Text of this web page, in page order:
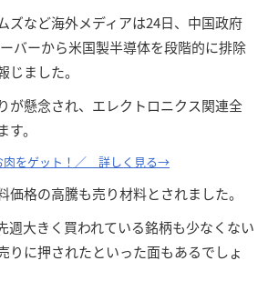
ズなど海外メディアは24日、中国政府
バーから米国製半導体を段階的に排除
じました。
が懸念され、エレクトロニクス関連全
。
肉をゲット！／ 詳しく見る→
価格の高騰も売り材料とされました。
週大きく買われている銘柄も少なくない
りに押されたといった面もあるでしょ